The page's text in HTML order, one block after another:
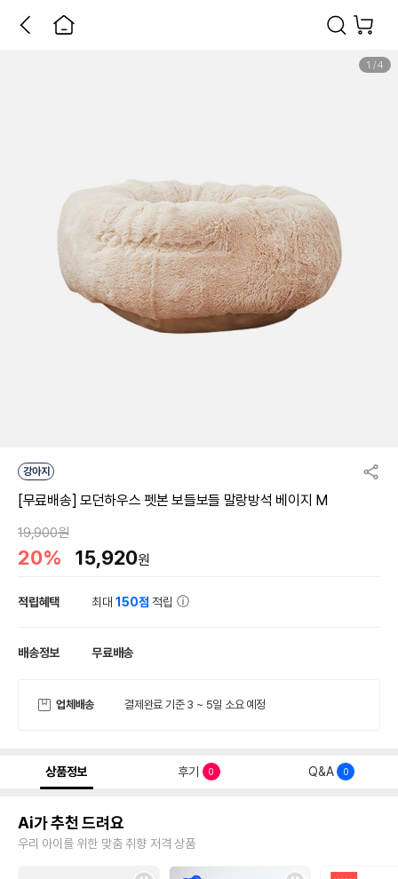
1 /4
강아지
[무료배송] 모던하우스 펫본 보들보들 말랑방석 베이지 M
19,900원
20% 15,920원
적립혜택 최대150점 적립
배송정보 무료배송
업체배송 결제완료 기준 3 ~ 5일 소요 예정
상품정보 후기 0 Q&A 0
Ai가 추천 드려요
우리 아이를 위한 맞춤 취향 저격 상품